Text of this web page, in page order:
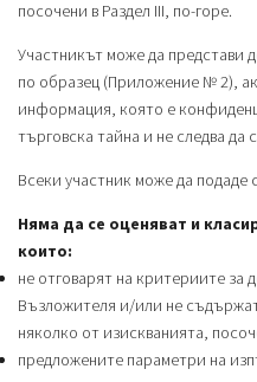
посочени в Раздел IIІ, по-горе.
Участникът може да представи
по образец (Приложение № 2),
информация, която е
търговска тайна и не следва да
Всеки участник може да подаде
Няма да се оценяват и
които:
не отговарят на критериите за
Възложителя и/или не
няколко от изискванията,
предложените параметри на